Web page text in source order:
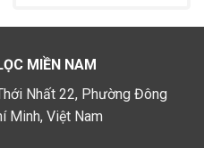
MIỀN NAM
Nhất 22, Phường Đông
Minh, Việt Nam